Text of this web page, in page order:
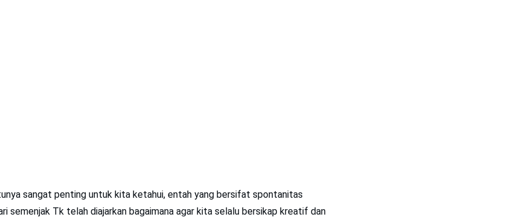
sangat penting untuk kita ketahui, entah yang bersifat spontanitas
semenjak Tk telah diajarkan bagaimana agar kita selalu bersikap kreatif dan